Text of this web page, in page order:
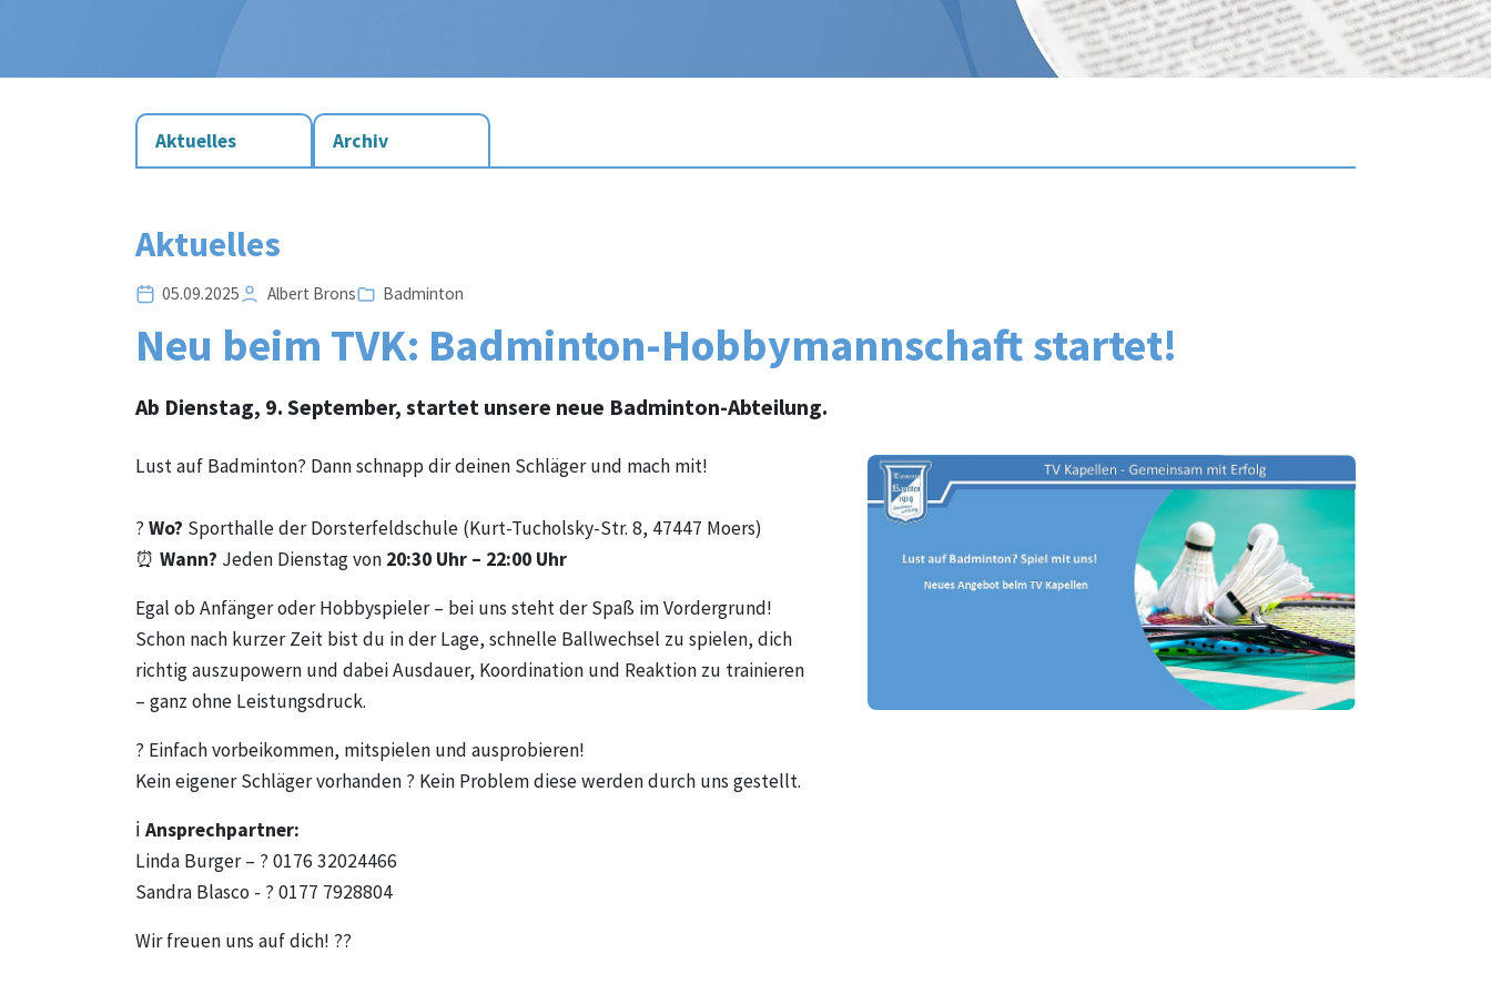
Aktuelles Archiv
Aktuelles
05.09.2025 Albert Brons Badminton
Neu beim TVK: Badminton-Hobbymannschaft startet!
Ab Dienstag, 9. September, startet unsere neue Badminton-Abteilung.
Lust auf Badminton? Dann schnapp dir deinen Schläger und mach mit!
? Wo? Sporthalle der Dorsterfeldschule (Kurt-Tucholsky-Str. 8, 47447 Moers)
⏰ Wann? Jeden Dienstag von 20:30 Uhr – 22:00 Uhr
Egal ob Anfänger oder Hobbyspieler – bei uns steht der Spaß im Vordergrund!
Schon nach kurzer Zeit bist du in der Lage, schnelle Ballwechsel zu spielen, dich
richtig auszupowern und dabei Ausdauer, Koordination und Reaktion zu trainieren
– ganz ohne Leistungsdruck.
? Einfach vorbeikommen, mitspielen und ausprobieren!
Kein eigener Schläger vorhanden ? Kein Problem diese werden durch uns gestellt.
ℹ️ Ansprechpartner:
Linda Burger – ? 0176 32024466
Sandra Blasco - ? 0177 7928804
Wir freuen uns auf dich! ??